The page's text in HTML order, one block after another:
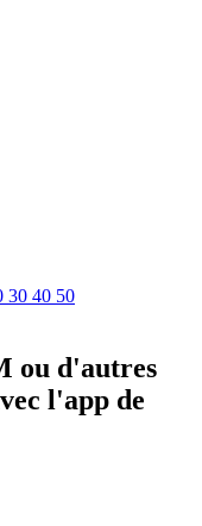
30 40 50
ou d'autres
l'app de